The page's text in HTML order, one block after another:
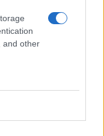
and other
μου
έκανες στο
περπατάει
ανιψιός μου με
της